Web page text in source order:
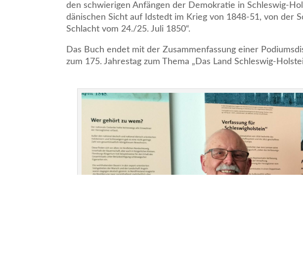
den schwierigen Anfängen der Demokratie in Schleswig-
dänischen Sicht auf Idstedt im Krieg von 1848-51, von der
Schlacht vom 24./25. Juli 1850“.
Das Buch endet mit der Zusammenfassung einer
zum 175. Jahrestag zum Thema „Das Land Schleswig-